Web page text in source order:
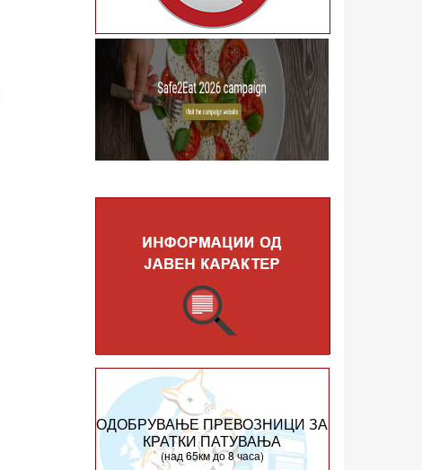
ОДОБРУВАЊЕ ПРЕВОЗНИЦИ ЗА
КРАТКИ ПАТУВАЊА
(над 65км до 8 часа)